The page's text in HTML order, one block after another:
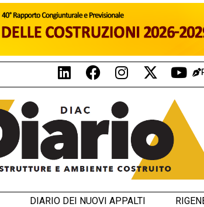
DIARIO DEI NUOVI APPALTI